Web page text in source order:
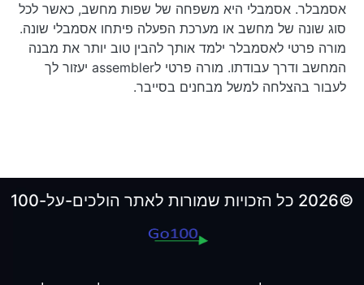
אסמבלר. אסמבלי היא משפחה של שפות מחשב, כאשר לכל
סוג שונה של מחשב או מערכת הפעלה פיתחו אסמבלי שונה.
מורה פרטי לאסמבלר ילמד אותך להבין טוב יותר את מבנה
המחשב ודרך עבודתו. מורה פרטי לassembler יעזור לך
לעבור בהצלחה למשל מבחנים בסייבר.
©2026 כל הזכויות שמורות לאתר הולכים-על-100